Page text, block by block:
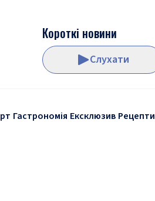
Короткі новини
Слухати
Гастрономія Ексклюзив Рецепти